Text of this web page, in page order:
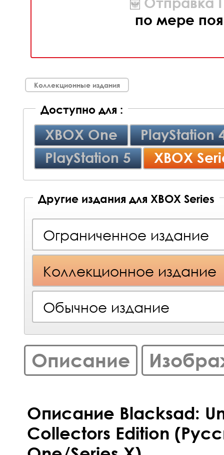
по мере
Коллекционные издания
Доступно для :
XBOX One
PlayStation
PlayStation 5
XBOX
Другие издания для XBOX Series
Ограниченное издание
Коллекционное издание
Обычное издание
Описание
Описание Blacksad:
Collectors Edition